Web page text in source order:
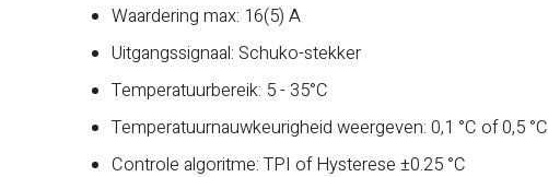
Waardering max: 16(5) A
Uitgangssignaal: Schuko-stekker
Temperatuurbereik: 5 - 35°C
Temperatuurnauwkeurigheid weergeven: 0,1 °C of 0,5 °C
Controle algoritme: TPI of Hysterese ±0.25 °C